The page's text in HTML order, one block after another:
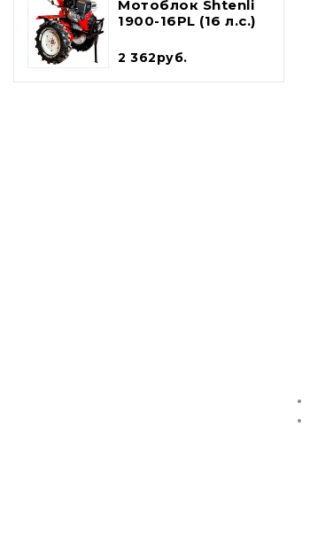
Мотоблок Shtenli
1900-16PL (16 л.с.)
2 362руб.